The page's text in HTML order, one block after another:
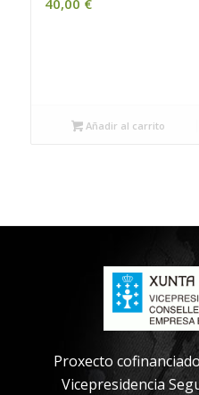
40,00 €
Añadir al carrito
Proxecto
Vicepresidencia